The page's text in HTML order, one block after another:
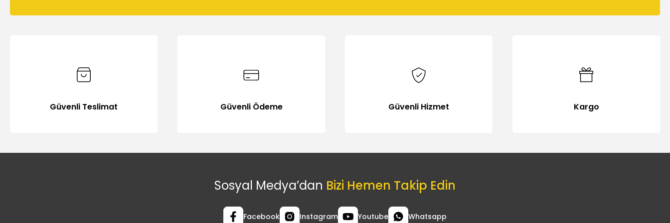
Gönder
Güvenli Teslimat Güvenli Ödeme Güvenli Hizmet Kargo
Sosyal Medya’dan Bizi Hemen Takip Edin
Facebook Instagram Youtube Whatsapp